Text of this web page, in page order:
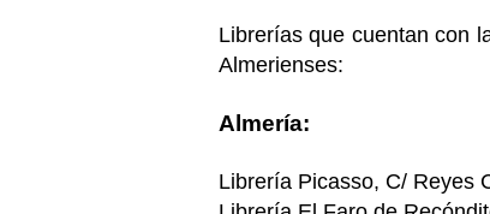
Librerías que cuentan con
Almerienses:
Almería:
Librería Picasso, C/ Reyes